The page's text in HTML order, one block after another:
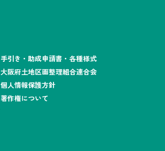
手引き・助成申請書・各種様式
大阪府土地区画整理組合連合会
個人情報保護方針
著作権について